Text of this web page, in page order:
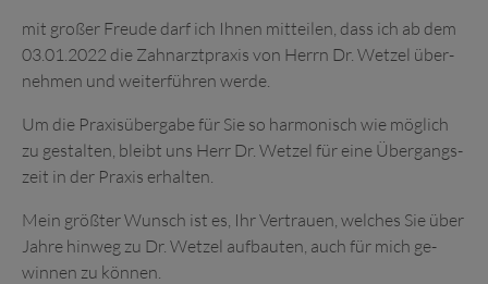
mit großer Freude darf ich Ihnen mit­teilen, dass ich ab dem
03.01.2022 die Zahn­arzt­praxis von Herrn Dr. Wetzel über­
nehmen und weiter­führen werde.
Um die Praxis­über­gabe für Sie so harmonisch wie mög­lich
zu ge­stalten, bleibt uns Herr Dr. Wetzel für eine Über­gangs­
zeit in der Praxis er­halten.
Mein größter Wunsch ist es, Ihr Ver­trauen, welches Sie über
Jahre hin­weg zu Dr. Wetzel auf­bauten, auch für mich ge­
winnen zu können.